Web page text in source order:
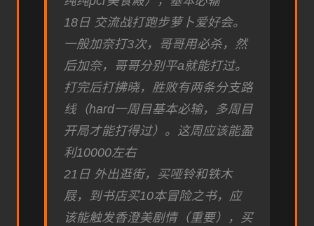
18日 交流战打跑步萝卜爱好会。
一般加奈打3次，哥哥用必杀，然
后加奈，哥哥分别平a就能打过。
打完后打拂晓，胜败有两条分支路
线（hard一周目基本必输，多周目
开局才能打得过）。这周应该能盈
利10000左右
21日 外出逛街，买哑铃和铁木
屐，到书店买10本冒险之书，应
该能触发香澄美剧情（重要），买